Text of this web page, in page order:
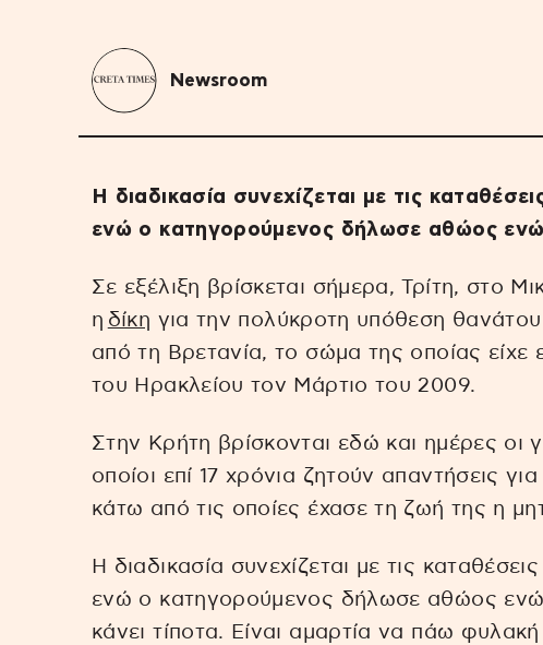
Newsroom
Η διαδικασία συνεχίζεται με τις
ενώ ο κατηγορούμενος δήλωσε αθώος
Σε εξέλιξη βρίσκεται σήμερα, Τρίτη, στο
η δίκη για την πολύκροτη υπόθεση
από τη Βρετανία, το σώμα της οποίας είχε
του Ηρακλείου τον Μάρτιο του 2009.
Στην Κρήτη βρίσκονται εδώ και ημέρες οι
οποίοι επί 17 χρόνια ζητούν απαντήσεις
κάτω από τις οποίες έχασε τη ζωή της η
Η διαδικασία συνεχίζεται με τις
ενώ ο κατηγορούμενος δήλωσε αθώος
κάνει τίποτα. Είναι αμαρτία να πάω